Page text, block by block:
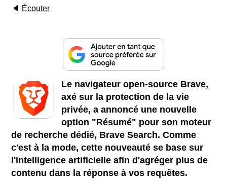
🔈 Écouter
Le navigateur open-source Brave,
axé sur la protection de la vie
privée, a annoncé une nouvelle
option "Résumé" pour son moteur
de recherche dédié, Brave Search. Comme
c'est à la mode, cette nouveauté se base sur
l'intelligence artificielle afin d'agréger plus de
contenu dans la réponse à vos requêtes.